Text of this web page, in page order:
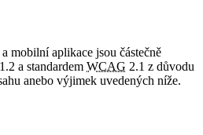
mobilní aplikace jsou částečně
a standardem WCAG 2.1 z důvodu
anebo výjimek uvedených níže.